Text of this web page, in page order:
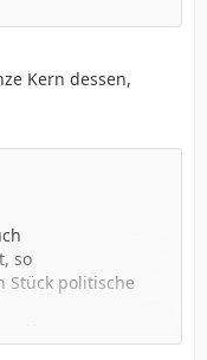
Kern dessen,
so
Stück politische
Konsequenz